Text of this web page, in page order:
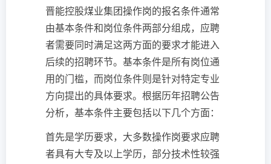
晋能控股煤业集团操作岗的报名条件通常
由基本条件和岗位条件两部分组成，应聘
者需要同时满足这两方面的要求才能进入
后续的招聘环节。基本条件是所有岗位通
用的门槛，而岗位条件则是针对特定专业
方向提出的具体要求。根据历年招聘公告
分析，基本条件主要包括以下几个方面：
首先是学历要求，大多数操作岗要求应聘
者具有大专及以上学历，部分技术性较强